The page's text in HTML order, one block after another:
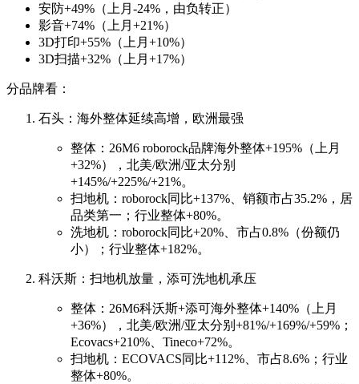
安防+49%（上月-24%，由负转正）
影音+74%（上月+21%）
3D打印+55%（上月+10%）
3D扫描+32%（上月+17%）
分品牌看：
石头：海外整体延续高增，欧洲最强
整体：26M6 roborock品牌海外整体+195%（上月
+32%），北美/欧洲/亚太分别
+145%/+225%/+21%。
扫地机：roborock同比+137%、销额市占35.2%，居
品类第一；行业整体+80%。
洗地机：roborock同比+20%、市占0.8%（份额仍
小）；行业整体+182%。
科沃斯：扫地机放量，添可洗地机承压
整体：26M6科沃斯+添可海外整体+140%（上月
+36%），北美/欧洲/亚太分别+81%/+169%/+59%；
Ecovacs+210%、Tineco+72%。
扫地机：ECOVACS同比+112%、市占8.6%；行业
整体+80%。